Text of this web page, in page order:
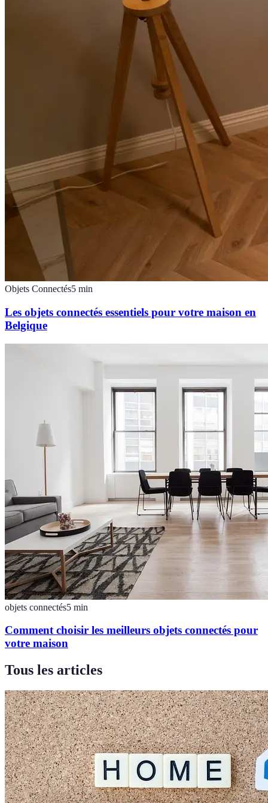
Objets Connectés5 min
Les objets connectés essentiels pour votre maison en
Belgique
objets connectés5 min
Comment choisir les meilleurs objets connectés pour
votre maison
Tous les articles